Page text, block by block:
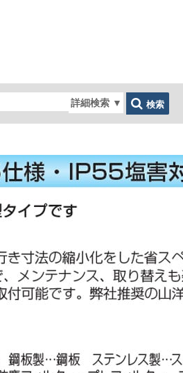
詳細検索 ▼ 検索